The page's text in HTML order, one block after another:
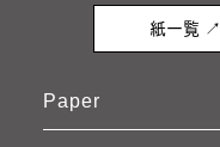
紙一覧 ↗
Paper